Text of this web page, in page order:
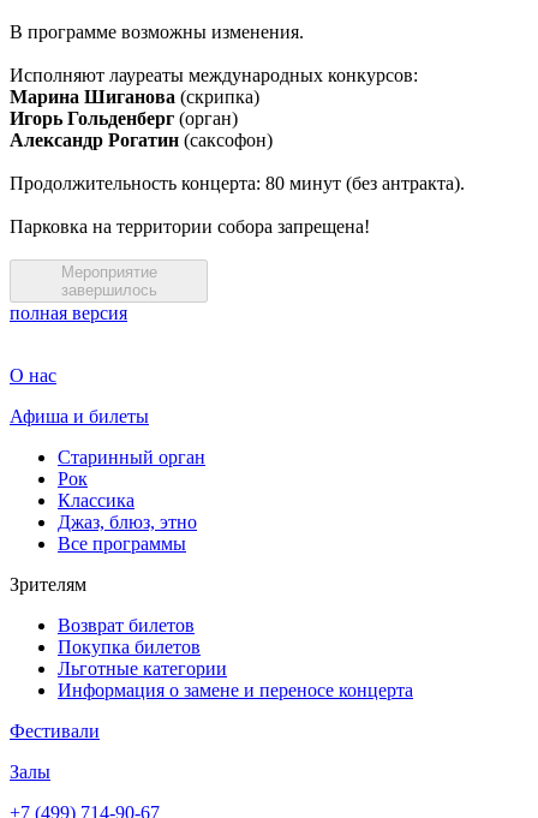
В программе возможны изменения.
Исполняют лауреаты международных конкурсов:
Марина Шиганова (скрипка)
Игорь Гольденберг (орган)
Александр Рогатин (саксофон)
Продолжительность концерта: 80 минут (без антракта).
Парковка на территории собора запрещена!
Мероприятие
завершилось
полная версия
О нас
Афиша и билеты
Старинный орган
Рок
Классика
Джаз, блюз, этно
Все программы
Зрителям
Возврат билетов
Покупка билетов
Льготные категории
Информация о замене и переносе концерта
Фестивали
Залы
+7 (499) 714-90-67